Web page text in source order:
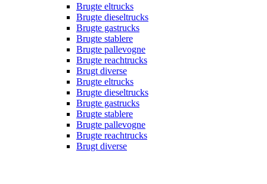
Brugte eltrucks
Brugte dieseltrucks
Brugte gastrucks
Brugte stablere
Brugte pallevogne
Brugte reachtrucks
Brugt diverse
Brugte eltrucks
Brugte dieseltrucks
Brugte gastrucks
Brugte stablere
Brugte pallevogne
Brugte reachtrucks
Brugt diverse